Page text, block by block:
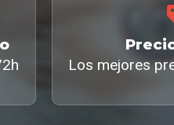
Los mejores